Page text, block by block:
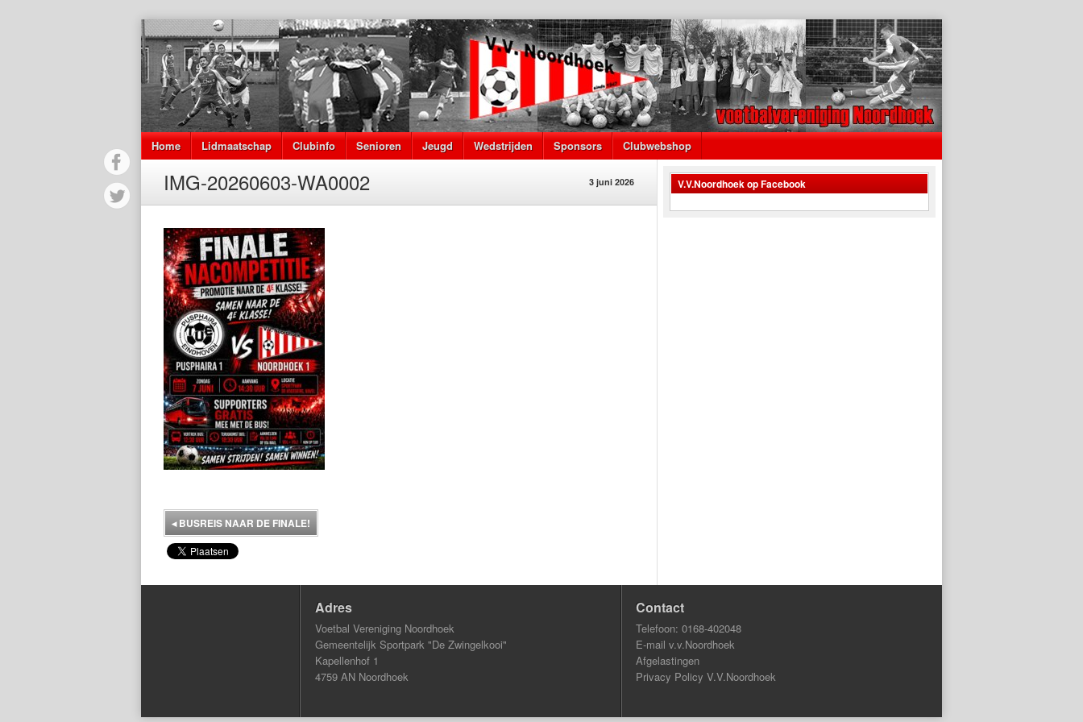
Home Lidmaatschap Clubinfo Senioren Jeugd Wedstrijden Sponsors Clubwebshop
IMG-20260603-WA0002 3 juni 2026
◂BUSREIS NAAR DE FINALE!
V.V.Noordhoek op Facebook
Adres
Voetbal Vereniging Noordhoek
Gemeentelijk Sportpark "De Zwingelkooi"
Kapellenhof 1
4759 AN Noordhoek
Contact
Telefoon: 0168-402048
E-mail v.v.Noordhoek
Afgelastingen
Privacy Policy V.V.Noordhoek